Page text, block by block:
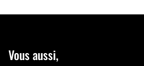
Vous aussi,